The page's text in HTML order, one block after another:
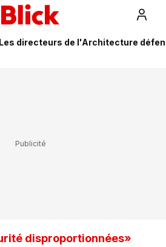
Les directeurs de l'Architecture
disproportionnées»